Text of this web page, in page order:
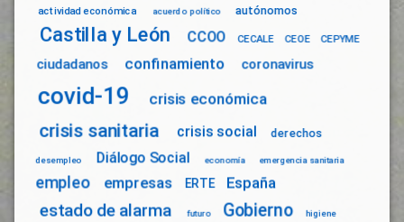
actividad económica acuerdo político autónomos
Castilla y León CCOO CECALE CEOE CEPYME
ciudadanos confinamiento coronavirus
covid-19 crisis económica
crisis sanitaria crisis social derechos
desempleo Diálogo Social economía emergencia sanitaria
empleo empresas ERTE España
estado de alarma futuro Gobierno higiene